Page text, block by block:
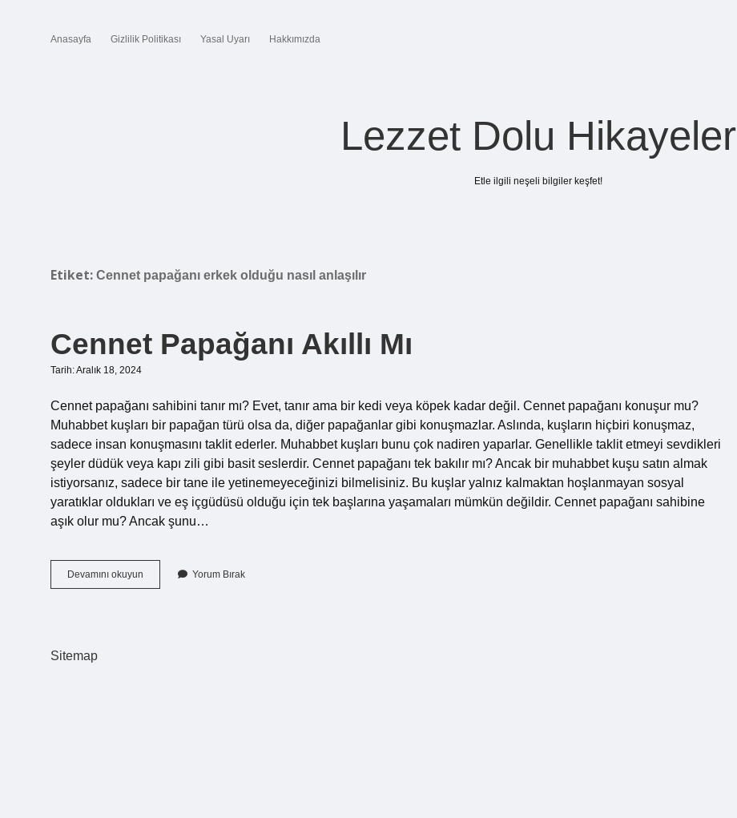
Anasayfa Gizlilik Politikası Yasal Uyarı Hakkımızda
Lezzet Dolu Hikayeler
Etle ilgili neşeli bilgiler keşfet!
Etiket: Cennet papağanı erkek olduğu nasıl anlaşılır
Cennet Papağanı Akıllı Mı
Tarih: Aralık 18, 2024
Cennet papağanı sahibini tanır mı? Evet, tanır ama bir kedi veya köpek kadar değil. Cennet papağanı konuşur mu?
Muhabbet kuşları bir papağan türü olsa da, diğer papağanlar gibi konuşmazlar. Aslında, kuşların hiçbiri konuşmaz,
sadece insan konuşmasını taklit ederler. Muhabbet kuşları bunu çok nadiren yaparlar. Genellikle taklit etmeyi sevdikleri
şeyler düdük veya kapı zili gibi basit seslerdir. Cennet papağanı tek bakılır mı? Ancak bir muhabbet kuşu satın almak
istiyorsanız, sadece bir tane ile yetinemeyeceğinizi bilmelisiniz. Bu kuşlar yalnız kalmaktan hoşlanmayan sosyal
yaratıklar oldukları ve eş içgüdüsü olduğu için tek başlarına yaşamaları mümkün değildir. Cennet papağanı sahibine
aşık olur mu? Ancak şunu…
Devamını okuyun
Papağanı
Yorum Bırak
Sitemap